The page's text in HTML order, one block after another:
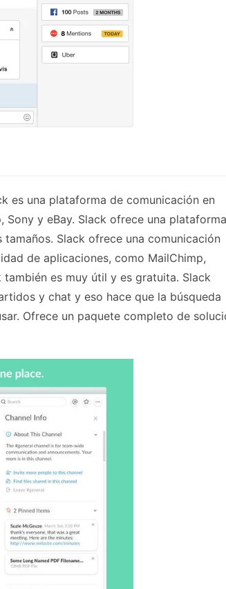
es una plataforma de comunicación en
Sony y eBay. Slack ofrece una plataforma
Slack ofrece una comunicación
de aplicaciones, como MailChimp,
es muy útil y es gratuita. Slack
y chat y eso hace que la búsqueda
Ofrece un paquete completo de